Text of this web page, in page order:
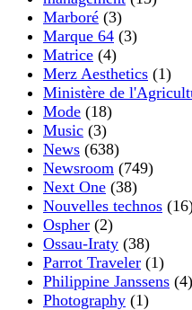
Marboré (3)
Marque 64 (3)
Matrice (4)
Merz Aesthetics (1)
Ministère de
Mode (18)
Music (3)
News (638)
Newsroom (749)
Next One (38)
Nouvelles technos
Ospher (2)
Ossau-Iraty (38)
Parrot Traveler (1)
Philippine Janssens (4)
Photography (1)